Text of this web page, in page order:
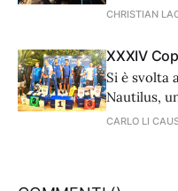
a tutte le
tecnica di
essere
CHRISTIAN
XXXIV
Si è svolta
Nautilus,
alto livello
CARLO LI